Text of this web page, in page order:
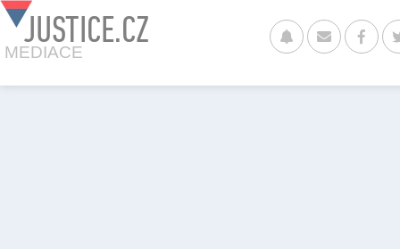
JUSTICE.CZ
MEDIACE